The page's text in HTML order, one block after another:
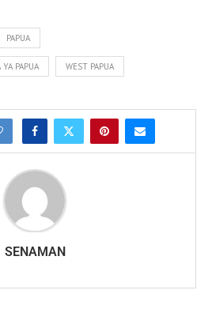
PAPUA
PAPUA WEST PAPUA
SENAMAN